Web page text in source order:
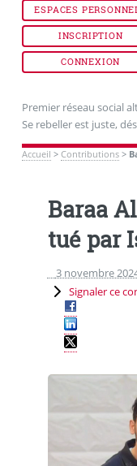
ESPACES
INSCRIPTION
CONNEXION
Premier réseau social
Se rebeller est juste,
Accueil > Contributions>
Baraa
tué par
3 novembre
Signaler ce